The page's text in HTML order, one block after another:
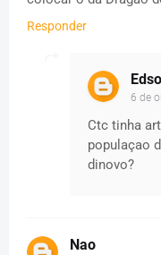
Responder
6 de
Ctc tinha
populaçao
dinovo?
Nao